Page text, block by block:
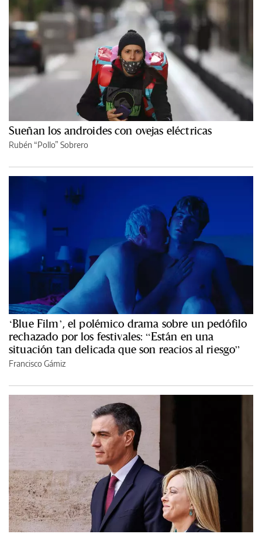
Sueñan los androides con ovejas eléctricas
Rubén “Pollo” Sobrero
‘Blue Film’, el polémico drama sobre un pedófilo
rechazado por los festivales: “Están en una
situación tan delicada que son reacios al riesgo”
Francisco Gámiz